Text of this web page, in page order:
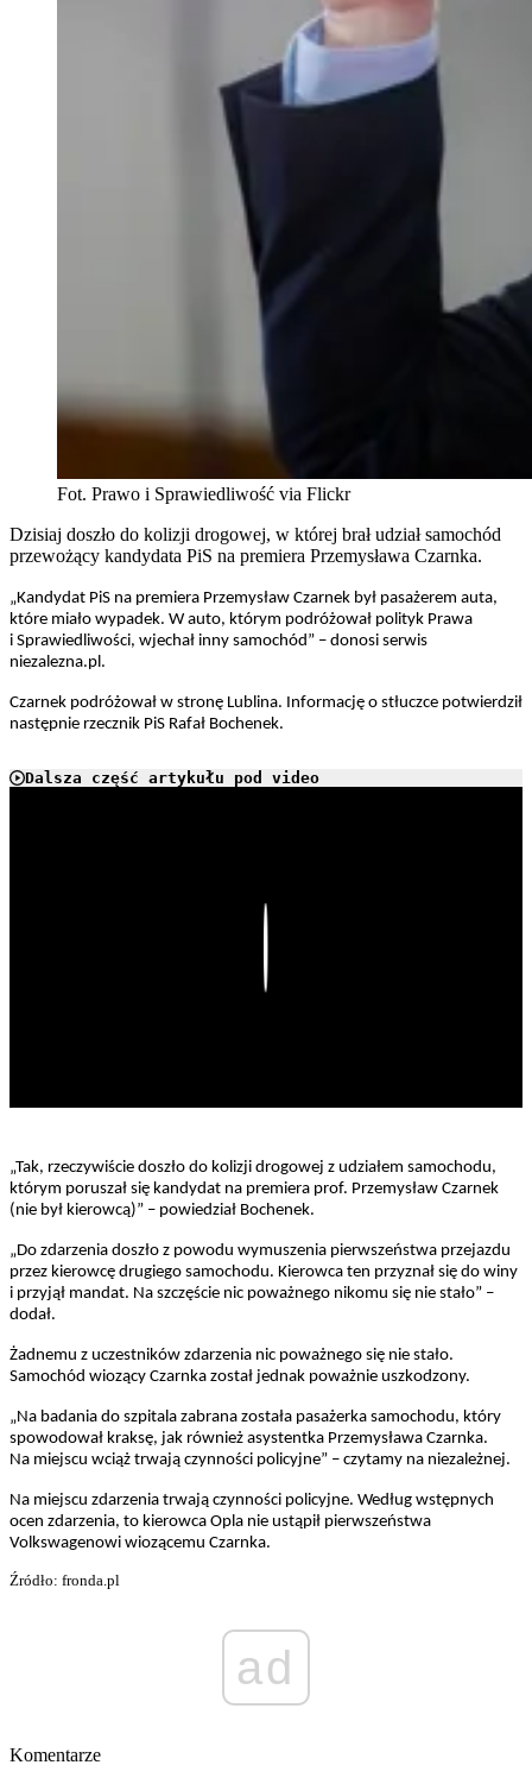
Fot. Prawo i Sprawiedliwość via Flickr
Dzisiaj doszło do kolizji drogowej, w której brał udział samochód
przewożący kandydata PiS na premiera Przemysława Czarnka.
„Kandydat PiS na premiera Przemysław Czarnek był pasażerem auta,
które miało wypadek. W auto, którym podróżował polityk Prawa
i Sprawiedliwości, wjechał inny samochód” – donosi serwis
niezalezna.pl.
Czarnek podróżował w stronę Lublina. Informację o stłuczce potwierdził
następnie rzecznik PiS Rafał Bochenek.
Dalsza część artykułu pod video
„Tak, rzeczywiście doszło do kolizji drogowej z udziałem samochodu,
którym poruszał się kandydat na premiera prof. Przemysław Czarnek
(nie był kierowcą)” – powiedział Bochenek.
„Do zdarzenia doszło z powodu wymuszenia pierwszeństwa przejazdu
przez kierowcę drugiego samochodu. Kierowca ten przyznał się do winy
i przyjął mandat. Na szczęście nic poważnego nikomu się nie stało” –
dodał.
Żadnemu z uczestników zdarzenia nic poważnego się nie stało.
Samochód wiozący Czarnka został jednak poważnie uszkodzony.
„Na badania do szpitala zabrana została pasażerka samochodu, który
spowodował kraksę, jak również asystentka Przemysława Czarnka.
Na miejscu wciąż trwają czynności policyjne” – czytamy na niezależnej.
Na miejscu zdarzenia trwają czynności policyjne. Według wstępnych
ocen zdarzenia, to kierowca Opla nie ustąpił pierwszeństwa
Volkswagenowi wiozącemu Czarnka.
Źródło: fronda.pl
ad
Komentarze